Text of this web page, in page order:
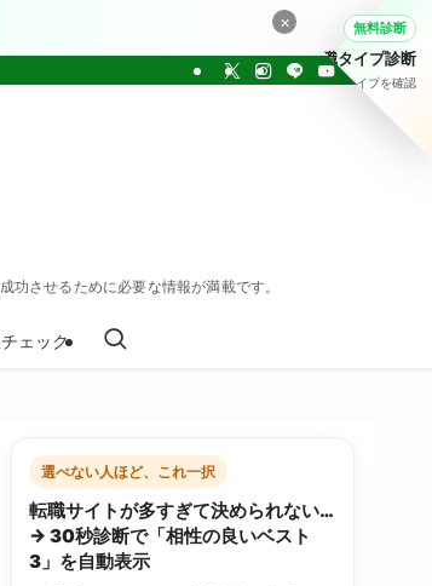
させるために必要な情報が満載です。
ェック
選べない人ほど、これ一択
転職サイトが多すぎて決められない…
→ 30秒診断で「相性の良いベスト
3」を自動表示
× 無料診断
転職タイプ診断
30問でタイプを確認